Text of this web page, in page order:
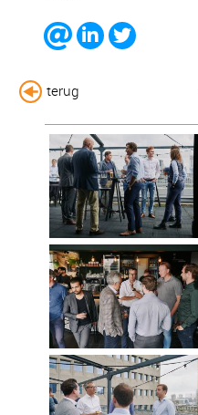
terug